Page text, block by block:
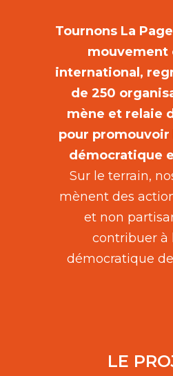
Tournons La
mouvement
international,
de 250
mène et relaie
pour promouvoir
démocratique
Sur le terrain,
mènent des
et non
contribuer à
démocratique
LE